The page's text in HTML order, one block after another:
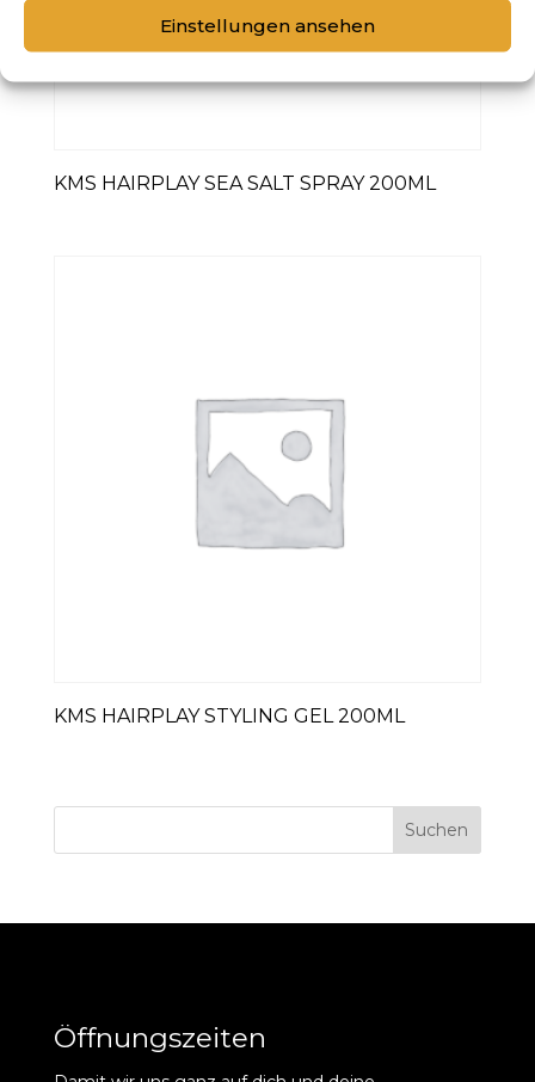
Einstellungen ansehen
KMS HAIRPLAY SEA SALT SPRAY 200ML
KMS HAIRPLAY STYLING GEL 200ML
Suchen
Öffnungszeiten